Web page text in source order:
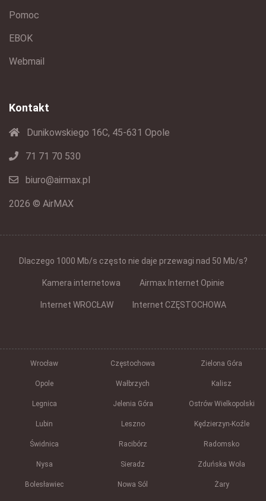
Pomoc
EBOK
Webmail
Kontakt
Dunikowskiego 16C, 45-631 Opole
71 71 70 530
biuro@airmax.pl
2026 © AirMAX
Dlaczego 1000 Mb/s często nie daje przewagi nad 50 Mb/s?
Kamera internetowa Airmax Internet Opinie
Internet WROCŁAW Internet CZĘSTOCHOWA
Wrocław Częstochowa Zielona Góra
Opole Wałbrzych Kalisz
Legnica Jelenia Góra Ostrów Wielkopolski
Lubin Leszno Kędzierzyn-Koźle
Świdnica Racibórz Radomsko
Nysa Sieradz Zduńska Wola
Bolesławiec Nowa Sól Żary